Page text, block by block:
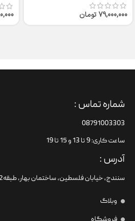
79,000,000تومان
شماره تماس :
08791003303
ساعت کاری: 9 تا 13 و 15 تا 19
آدرس :
سنندج، خیابان فلسطین،‌ ساختمان بهار، طبقه2
وبلاگ